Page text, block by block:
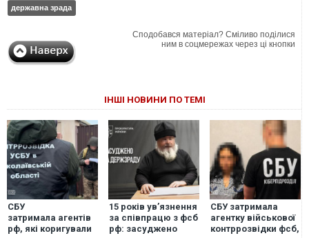
державна зрада
Сподобався матеріал? Сміливо поділися
ним в соцмережах через ці кнопки
ІНШІ НОВИНИ ПО ТЕМІ
СБУ
затримала агентів
рф, які коригували
15 років ув’язнення
за співпрацю з фсб
рф: засуджено
СБУ затримала
агентку військової
контррозвідки фсб,